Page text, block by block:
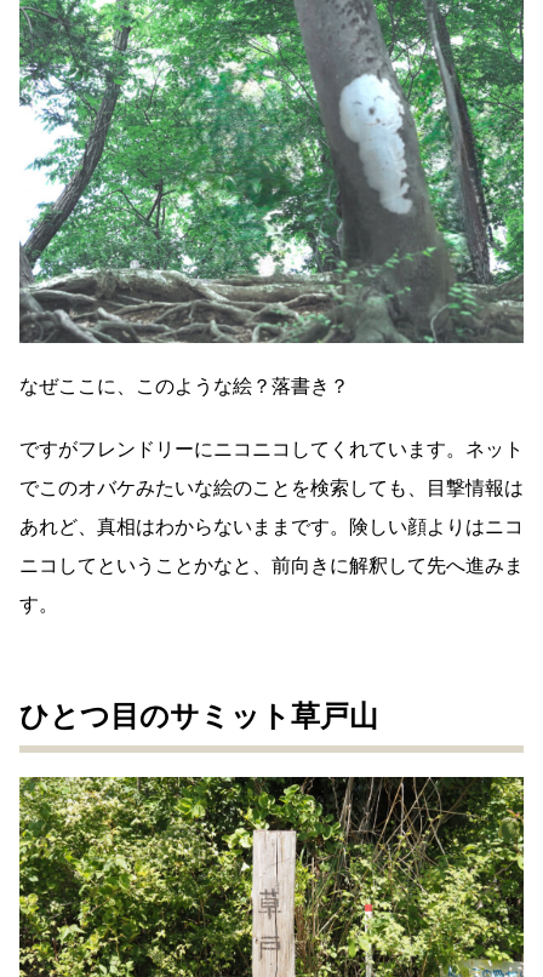
なぜここに、このような絵？落書き？
ですがフレンドリーにニコニコしてくれています。ネット
でこのオバケみたいな絵のことを検索しても、目撃情報は
あれど、真相はわからないままです。険しい顔よりはニコ
ニコしてということかなと、前向きに解釈して先へ進みま
す。
ひとつ目のサミット草戸山